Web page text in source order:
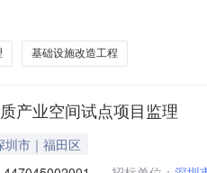
位：发布开始时间：2023-06-20
基础设施改造工程
产业空间试点项目监理
圳市｜福田区